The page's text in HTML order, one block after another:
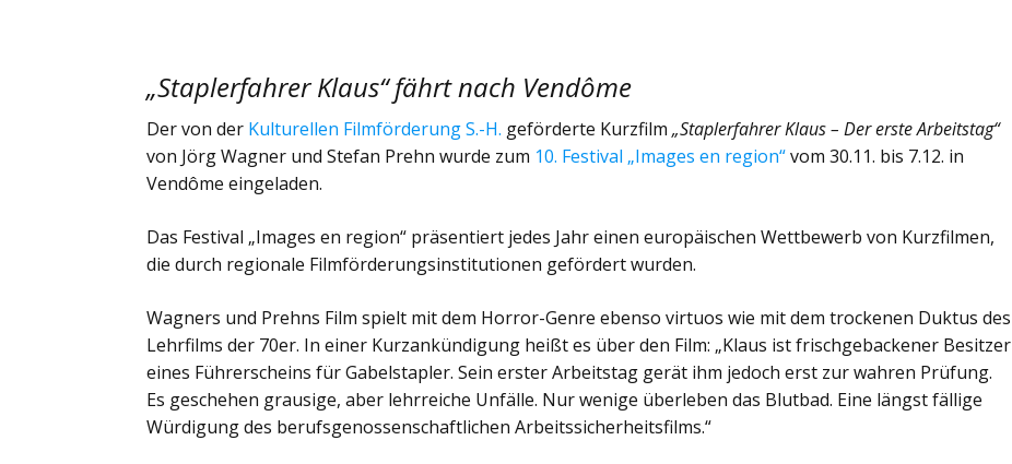
„Staplerfahrer Klaus“ fährt nach Vendôme
Der von der Kulturellen Filmförderung S.-H. geförderte Kurzfilm„Staplerfahrer Klaus – Der erste Arbeitstag“
von Jörg Wagner und Stefan Prehn wurde zum 10. Festival „Images en region“vom 30.11. bis 7.12. in
Vendôme eingeladen.
Das Festival „Images en region“ präsentiert jedes Jahr einen europäischen Wettbewerb von Kurzfilmen,
die durch regionale Filmförderungsinstitutionen gefördert wurden.
Wagners und Prehns Film spielt mit dem Horror-Genre ebenso virtuos wie mit dem trockenen Duktus des
Lehrfilms der 70er. In einer Kurzankündigung heißt es über den Film: „Klaus ist frischgebackener Besitzer
eines Führerscheins für Gabelstapler. Sein erster Arbeitstag gerät ihm jedoch erst zur wahren Prüfung.
Es geschehen grausige, aber lehrreiche Unfälle. Nur wenige überleben das Blutbad. Eine längst fällige
Würdigung des berufsgenossenschaftlichen Arbeitssicherheitsfilms.“